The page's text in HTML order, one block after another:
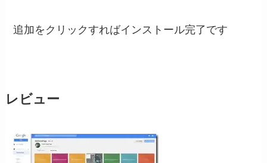
追加をクリックすればインストール完了です
レビュー